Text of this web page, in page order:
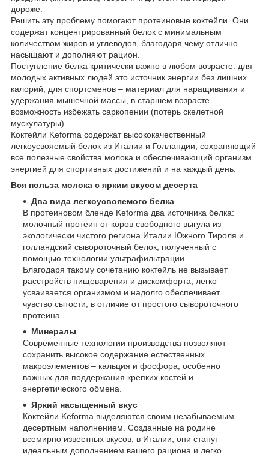
дороже.
Решить эту проблему помогают протеиновые коктейли. Они
содержат концентрированный белок с минимальным
количеством жиров и углеводов, благодаря чему отлично
насыщают и дополняют рацион.
Поступление белка критически важно в любом возрасте: для
молодых активных людей это источник энергии без лишних
калорий, для спортсменов – материал для наращивания и
удержания мышечной массы, в старшем возрасте –
возможность избежать саркопении (потерь скелетной
мускулатуры).
Коктейли Keforma содержат высококачественный
легкоусвояемый белок из Италии и Голландии, сохраняющий
все полезные свойства молока и обеспечивающий организм
энергией для спортивных достижений и на каждый день.
Вся польза молока с ярким вкусом десерта
Два вида легкоусвояемого белка
В протеиновом бленде Keforma два источника белка:
молочный протеин от коров свободного выгула из
экологически чистого региона Италии Южного Тироля и
голландский сывороточный белок, полученный с
помощью технологии ультрафильтрации.
Благодаря такому сочетанию коктейль не вызывает
расстройств пищеварения и дискомфорта, легко
усваивается организмом и надолго обеспечивает
чувство сытости, в отличие от простого сывороточного
протеина.
Минералы
Современные технологии производства позволяют
сохранить высокое содержание естественных
макроэлементов – кальция и фосфора, особенно
важных для поддержания крепких костей и
энергетического обмена.
Яркий насыщенный вкус
Коктейли Keforma выделяются своим незабываемым
десертным наполнением. Созданные на родине
всемирно известных вкусов, в Италии, они станут
идеальным дополнением вашего рациона и легко